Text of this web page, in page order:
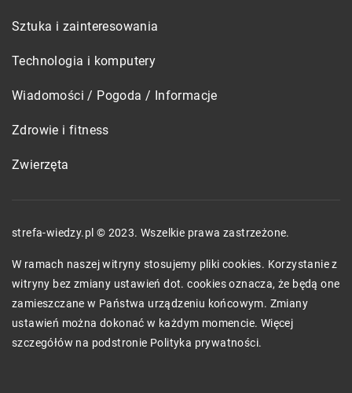
Sztuka i zainteresowania
Technologia i komputery
Wiadomości / Pogoda / Informacje
Zdrowie i fitness
Zwierzęta
strefa-wiedzy.pl © 2023. Wszelkie prawa zastrzeżone.
W ramach naszej witryny stosujemy pliki cookies. Korzystanie z
witryny bez zmiany ustawień dot. cookies oznacza, że będą one
zamieszczane w Państwa urządzeniu końcowym. Zmiany
ustawień można dokonać w każdym momencie. Więcej
szczegółów na podstronie Polityka prywatności.